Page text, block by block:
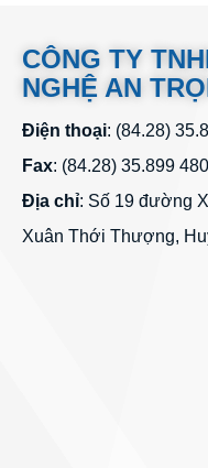
CÔNG TY
NGHỆ AN
Điện thoại: (84.28)
Fax: (84.28) 35.899 480
Địa chỉ: Số 19 đường
Xuân Thới Thượng,